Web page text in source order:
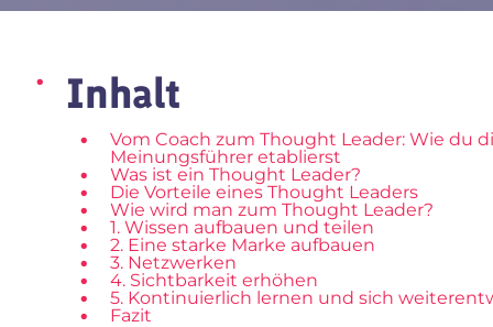
Inhalt
Vom Coach zum Thought Leader: Wie du
Meinungsführer etablierst
Was ist ein Thought Leader?
Die Vorteile eines Thought Leaders
Wie wird man zum Thought Leader?
1. Wissen aufbauen und teilen
2. Eine starke Marke aufbauen
3. Netzwerken
4. Sichtbarkeit erhöhen
5. Kontinuierlich lernen und sich
Fazit